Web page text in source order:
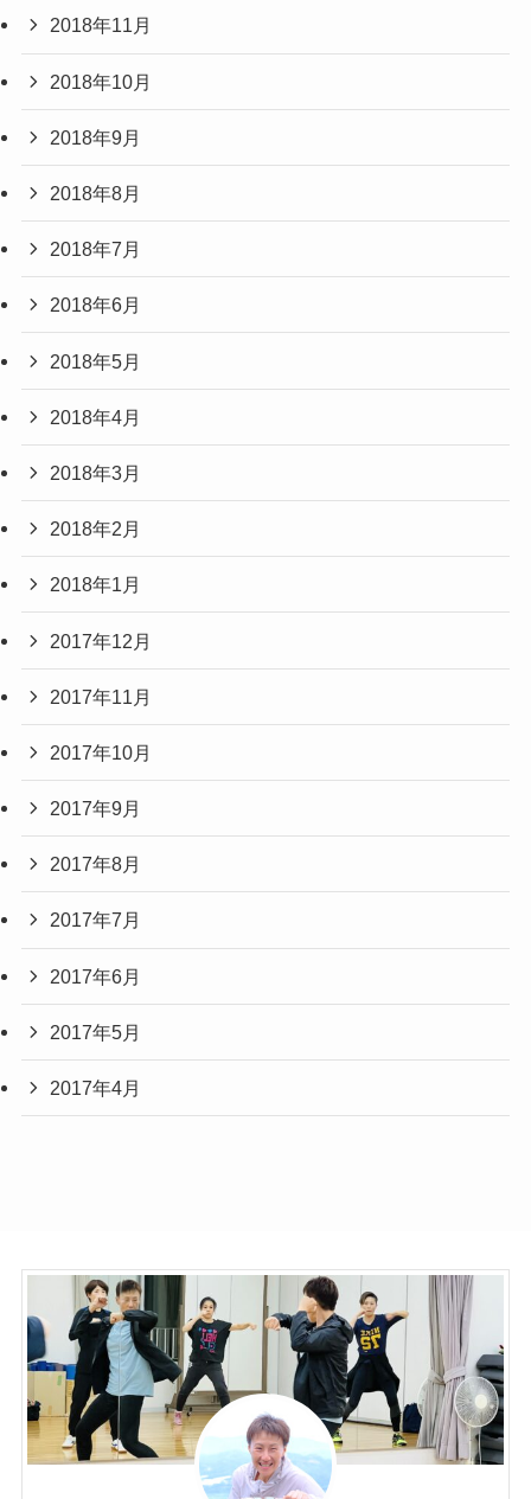
2018年11月
2018年10月
2018年9月
2018年8月
2018年7月
2018年6月
2018年5月
2018年4月
2018年3月
2018年2月
2018年1月
2017年12月
2017年11月
2017年10月
2017年9月
2017年8月
2017年7月
2017年6月
2017年5月
2017年4月